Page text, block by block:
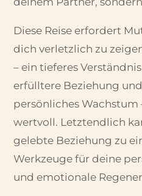
Diese Reise erfordert
dich verletzlich zu
– ein tieferes
erfülltere Beziehung
persönliches Wachstum
wertvoll. Letztendlich
gelebte Beziehung zu
Werkzeuge für deine
und emotionale